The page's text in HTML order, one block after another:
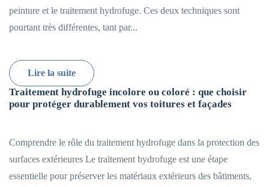
peinture et le traitement hydrofuge. Ces deux techniques sont
pourtant très différentes, tant par...
Lire la suite
Traitement hydrofuge incolore ou coloré : que choisir
pour protéger durablement vos toitures et façades
Comprendre le rôle du traitement hydrofuge dans la protection des
surfaces extérieures Le traitement hydrofuge est une étape
essentielle pour préserver les matériaux extérieurs des bâtiments,